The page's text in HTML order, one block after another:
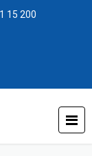
15 200